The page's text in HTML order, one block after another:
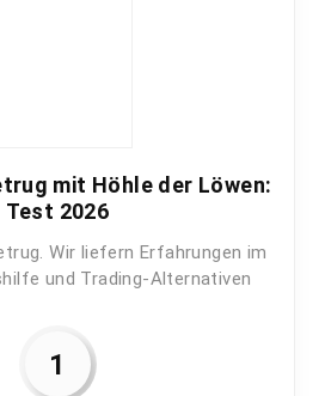
mit Höhle der Löwen:
Test 2026
Wir liefern Erfahrungen im
und Trading-Alternativen
1